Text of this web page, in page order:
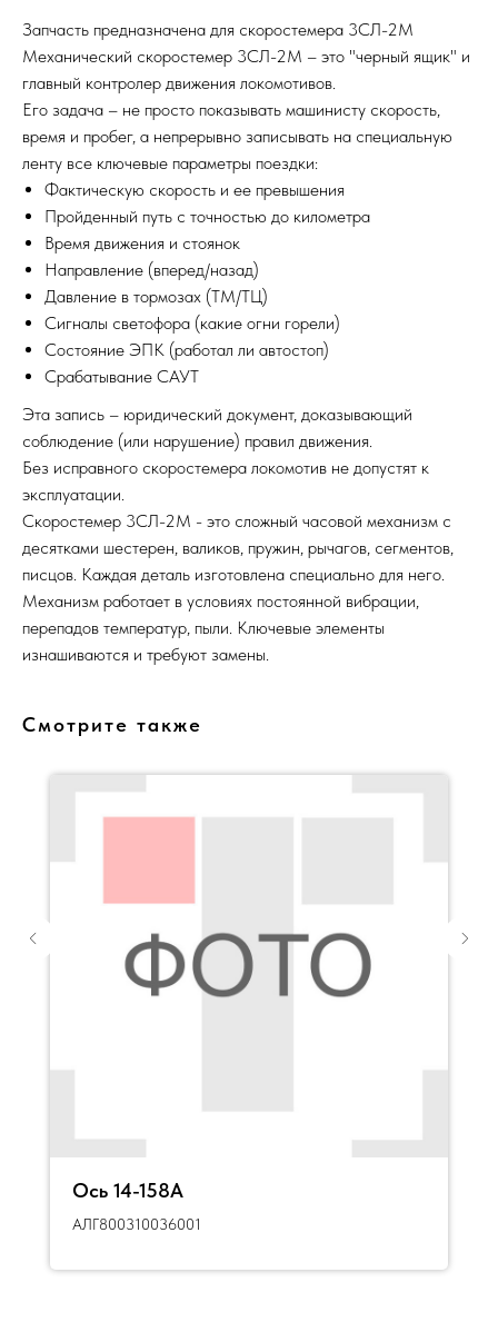
Запчасть предназначена для скоростемера 3СЛ-2М
Механический скоростемер 3СЛ-2М – это "черный ящик" и
главный контролер движения локомотивов.
Его задача – не просто показывать машинисту скорость,
время и пробег, а непрерывно записывать на специальную
ленту все ключевые параметры поездки:
Фактическую скорость и ее превышения
Пройденный путь с точностью до километра
Время движения и стоянок
Направление (вперед/назад)
Давление в тормозах (ТМ/ТЦ)
Сигналы светофора (какие огни горели)
Состояние ЭПК (работал ли автостоп)
Срабатывание САУТ
Эта запись – юридический документ, доказывающий
соблюдение (или нарушение) правил движения.
Без исправного скоростемера локомотив не допустят к
эксплуатации.
Скоростемер 3СЛ-2М - это сложный часовой механизм с
десятками шестерен, валиков, пружин, рычагов, сегментов,
писцов. Каждая деталь изготовлена специально для него.
Механизм работает в условиях постоянной вибрации,
перепадов температур, пыли. Ключевые элементы
изнашиваются и требуют замены.
Смотрите также
Ось 14-158А
АЛГ800310036001